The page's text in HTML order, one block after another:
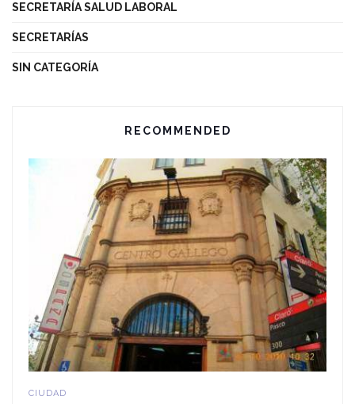
SECRETARÍA SALUD LABORAL
SECRETARÍAS
SIN CATEGORÍA
RECOMMENDED
CIUDAD